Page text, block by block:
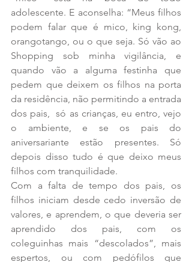
adolescente. E aconselha: “Meus filhos
podem falar que é mico, king kong,
orangotango, ou o que seja. Só vão ao
Shopping sob minha vigilância, e
quando vão a alguma festinha que
pedem que deixem os filhos na porta
da residência, não permitindo a entrada
dos pais,  só as crianças, eu entro, vejo
o ambiente, e se os pais do
aniversariante estão presentes. Só
depois disso tudo é que deixo meus
filhos com tranquilidade.
Com a falta de tempo dos pais, os
filhos iniciam desde cedo inversão de
valores, e aprendem, o que deveria ser
aprendido dos pais, com os
coleguinhas mais “descolados”, mais
espertos, ou com pedófilos que